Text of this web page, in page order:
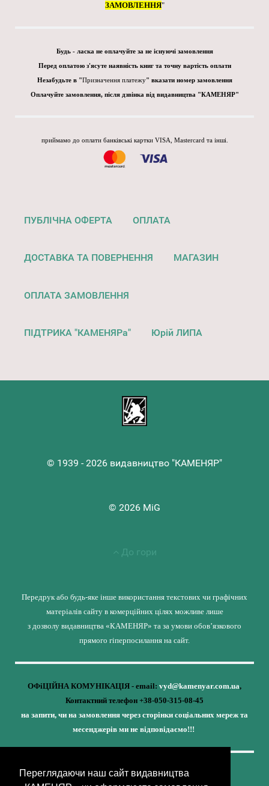
Переглядаючи наш сайт видавництва
ЗАМОВЛЕННЯ"
Будь - ласка не оплачуйте за не існуючі замовлення
Перед оплатою з'ясуте наявність книг та точну вартість оплати
Незабудьте в "Призначення платежу" вказати номер замовлення
Оплачуйте замовлення, після дзвінка від видавництва "КАМЕНЯР"
приймамо до оплати банківські картки VISA, Mastercard та інші.
ПУБЛІЧНА ОФЕРТА ОПЛАТА
ДОСТАВКА ТА ПОВЕРНЕННЯ МАГАЗИН
ОПЛАТА ЗАМОВЛЕННЯ
ПІДТРИКА "КАМЕНЯРа" Юрій ЛИПА
© 1939 - 2026 видавництво "КАМЕНЯР"
© 2026 MiG
До гори
Передрук або будь-яке інше використання текстових чи графічних
матеріалів сайту в комерційних цілях можливе лише
з дозволу видавництва «КАМЕНЯР» та за умови обов’язкового
прямого гіперпосилання на сайт.
ОФіЦІЙНА КОМУНІКАЦІЯ - email: vyd@kamenyar.com.ua,
Контактний телефон +38-050-315-08-45
на запити, чи на замовлення через сторінки соціальних мереж та
месенджерів ми не відповідаємо!!!
Кожне наше видання - це внесок у спротив,